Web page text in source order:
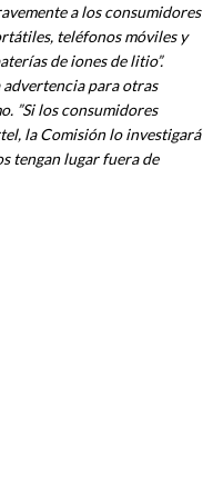
a los consumidores
teléfonos móviles y
de iones de litio”.
advertencia para otras
”Si los consumidores
la Comisión lo investigará
tengan lugar fuera de